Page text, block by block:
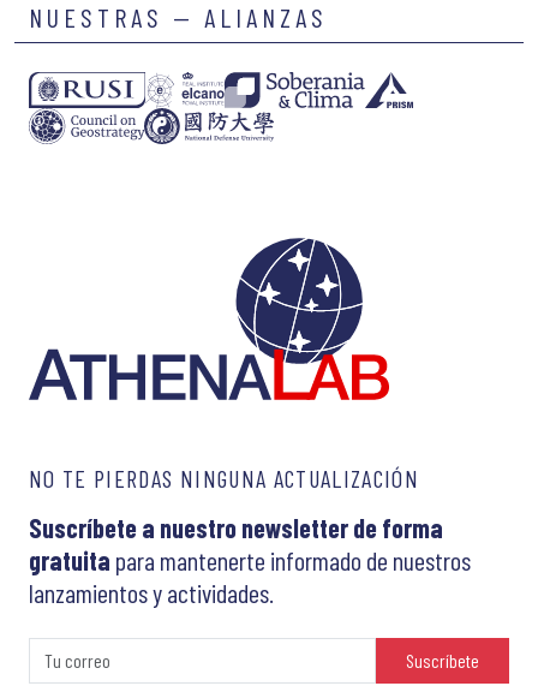
NUESTRAS — ALIANZAS
NO TE PIERDAS NINGUNA ACTUALIZACIÓN
Suscríbete a nuestro newsletter de forma
gratuita para mantenerte informado de nuestros
lanzamientos y actividades.
Suscríbete